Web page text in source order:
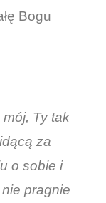
Bogu
mój, Ty tak
za
o sobie i
pragnie